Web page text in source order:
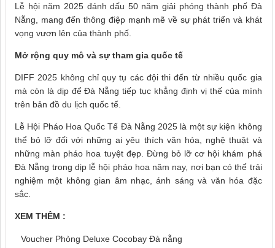
Lễ hội năm 2025 đánh dấu 50 năm giải phóng thành phố Đà
Nẵng, mang đến thông điệp mạnh mẽ về sự phát triển và khát
vọng vươn lên của thành phố.
Mở rộng quy mô và sự tham gia quốc tế
DIFF 2025 không chỉ quy tụ các đội thi đến từ nhiều quốc gia
mà còn là dịp để Đà Nẵng tiếp tục khẳng định vị thế của mình
trên bản đồ du lịch quốc tế.
Lễ Hội Pháo Hoa Quốc Tế Đà Nẵng 2025 là một sự kiện không
thể bỏ lỡ đối với những ai yêu thích văn hóa, nghệ thuật và
những màn pháo hoa tuyệt đẹp. Đừng bỏ lỡ cơ hội khám phá
Đà Nẵng trong dịp lễ hội pháo hoa năm nay, nơi bạn có thể trải
nghiệm một không gian âm nhạc, ánh sáng và văn hóa đặc
sắc.
XEM THÊM :
Voucher Phòng Deluxe Cocobay Đà nẵng